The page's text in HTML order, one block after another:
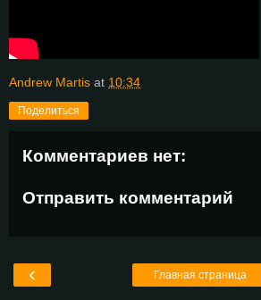
Andrew Martis at 10:34
Поделиться
Комментариев нет:
Отправить комментарий
‹ Главная страница